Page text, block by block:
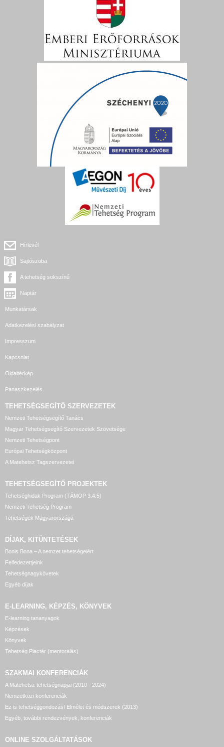
Hírlevél
Sajtószoba
A tehetség sokszínű
Naptár
Munkatársak
Adatkezelési szabályzat
Impresszum
Kapcsolat
Oldaltérkép
Panaszkezelés
TEHETSÉGSEGÍTŐ SZERVEZETEK
Nemzeti Tehetségsegítő Tanács
Magyar Tehetségsegítő Szervezetek Szövetsége
Nemzeti Tehetségpont
Európai Tehetségközpont
A Matehetsz Tagszervezetei
TEHETSÉGSEGÍTŐ PROJEKTEK
Tehetséghidak Program (TÁMOP 3.4.5)
Nemzeti Tehetség Program
Tehetségek Magyarországa
DÍJAK, KITÜNTETÉSEK
Bonis Bona – A nemzet tehetségeiért
Felfedezettjeink
Tehetségnagykövetek
Egyéb díjak
E-LEARNING, KÉPZÉS, KÖNYVEK
E-learning tananyagok
Képzések
Könyvek
Tehetség Piactér (mentorálás)
SZAKMAI KONFERENCIÁK
A Matehetsz tehetségnapjai (2010 - 2024)
Nemzetközi konferenciák
Ez is tehetséggondozás! Elmélet és módszerek (2013)
Egyéb, további rendezvények, konferenciák
ONLINE SZOLGÁLTATÁSOK